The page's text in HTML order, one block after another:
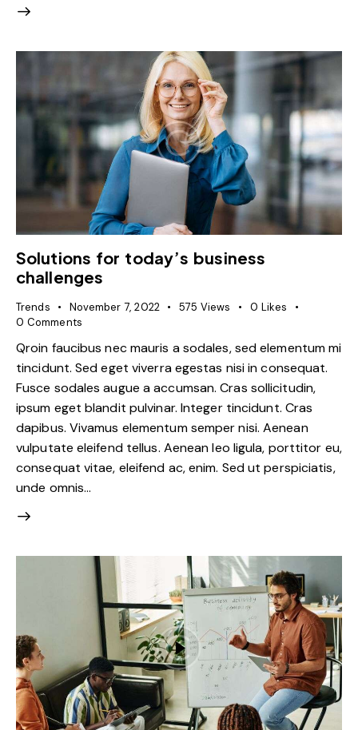
Solutions for today’s business
challenges
Trends November 7, 2022 575 Views 0 Likes
0 Comments
Qroin faucibus nec mauris a sodales, sed elementum mi
tincidunt. Sed eget viverra egestas nisi in consequat.
Fusce sodales augue a accumsan. Cras sollicitudin,
ipsum eget blandit pulvinar. Integer tincidunt. Cras
dapibus. Vivamus elementum semper nisi. Aenean
vulputate eleifend tellus. Aenean leo ligula, porttitor eu,
consequat vitae, eleifend ac, enim. Sed ut perspiciatis,
unde omnis…